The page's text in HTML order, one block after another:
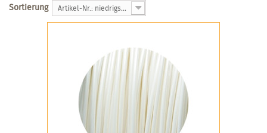
Sortierung Artikel-Nr.: niedrigste zuerst